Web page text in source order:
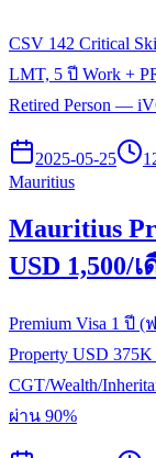
CSV 142 Critical
LMT, 5 ปี Work +
Retired Person —
2025-05-25
Mauritius
Mauritius
USD 1,500/
Premium Visa 1 ปี (
Property USD
CGT/Wealth/
ผ่าน 90%